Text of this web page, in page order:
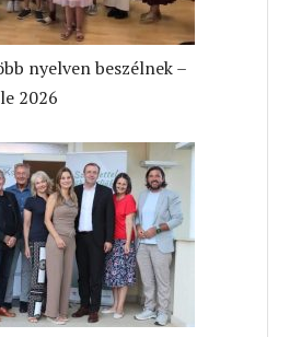
nyelven beszélnek –
2026